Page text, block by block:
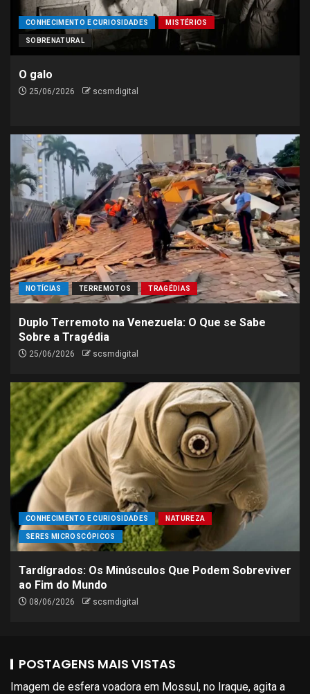
CONHECIMENTO E CURIOSIDADES MISTÉRIOS
SOBRENATURAL
O galo
25/06/2026 scsmdigital
NOTÍCIAS TERREMOTOS TRAGÉDIAS
Duplo Terremoto na Venezuela: O Que se Sabe
Sobre a Tragédia
25/06/2026 scsmdigital
CONHECIMENTO E CURIOSIDADES NATUREZA
SERES MICROSCÓPICOS
Tardígrados: Os Minúsculos Que Podem Sobreviver
ao Fim do Mundo
08/06/2026 scsmdigital
POSTAGENS MAIS VISTAS
Imagem de esfera voadora em Mossul, no Iraque, agita a